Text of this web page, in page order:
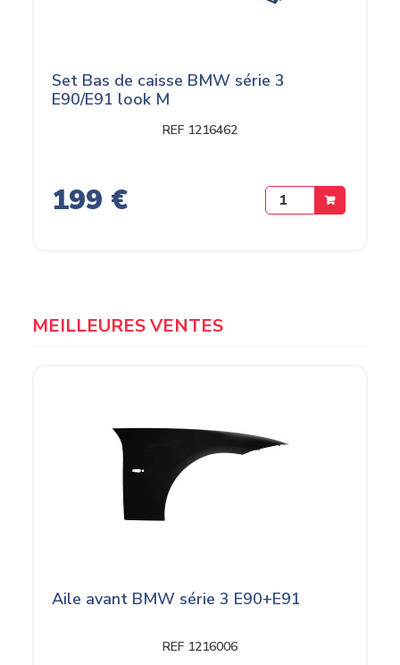
MEILLEURES VENTES
Aile avant BMW série 3 E90+E91
REF 1216006
Set Bas de caisse BMW série 3
E90/E91 look M
REF 1216462
199 €